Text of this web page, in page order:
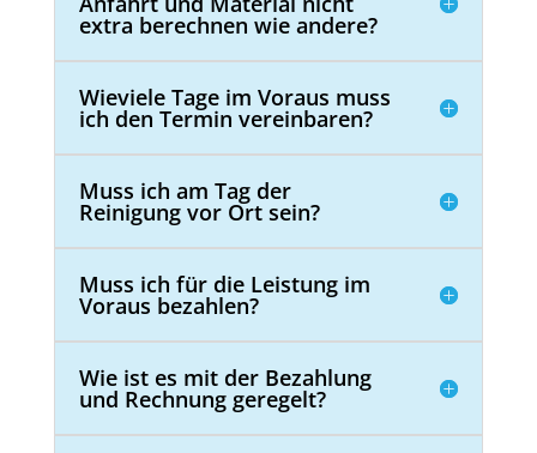
extra berechnen wie andere?
Wieviele Tage im Voraus muss
ich den Termin vereinbaren?
Muss ich am Tag der
Reinigung vor Ort sein?
Muss ich für die Leistung im
Voraus bezahlen?
Wie ist es mit der Bezahlung
und Rechnung geregelt?